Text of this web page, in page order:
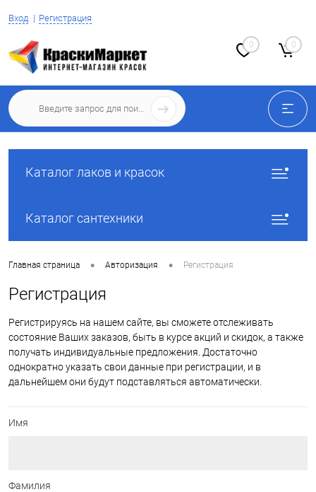
Вход Регистрация
0 0
Каталог лаков и красок
Каталог сантехники
Главная страница • Авторизация • Регистрация
Регистрация
Регистрируясь на нашем сайте, вы сможете отслеживать
состояние Ваших заказов, быть в курсе акций и скидок, а также
получать индивидуальные предложения. Достаточно
однократно указать свои данные при регистрации, и в
дальнейшем они будут подставляться автоматически.
Имя
Фамилия